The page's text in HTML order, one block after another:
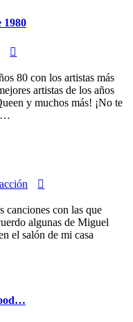
1980
80 con los artistas más
artistas de los años
y muchos más! ¡No te
canciones con las que
algunas de Miguel
el salón de mi casa